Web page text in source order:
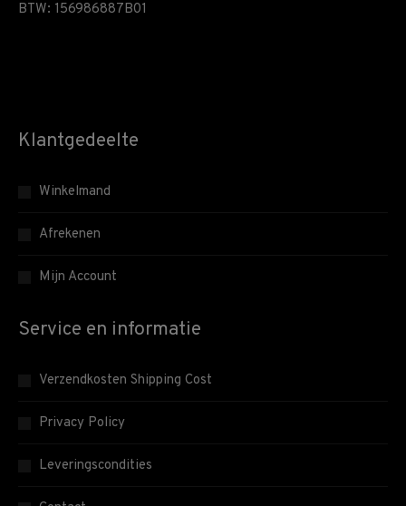
BTW: 156986887B01
Klantgedeelte
Winkelmand
Afrekenen
Mijn Account
Service en informatie
Verzendkosten Shipping Cost
Privacy Policy
Leveringscondities